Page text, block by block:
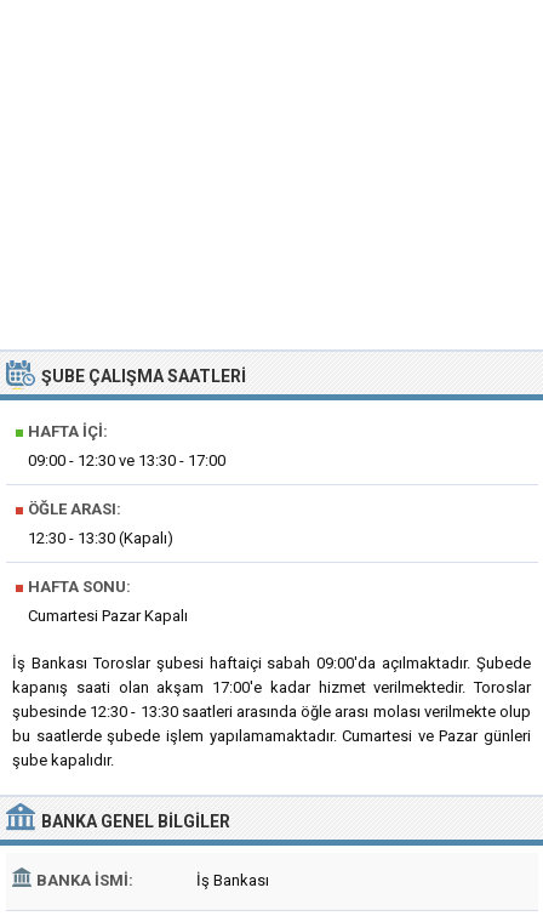
ŞUBE ÇALIŞMA SAATLERI
■ HAFTA İÇI:
09:00 - 12:30 ve 13:30 - 17:00
■ ÖĞLE ARASI:
12:30 - 13:30 (Kapalı)
■ HAFTA SONU:
Cumartesi Pazar Kapalı
İş Bankası Toroslar şubesi haftaiçi sabah 09:00'da açılmaktadır. Şubede
kapanış saati olan akşam 17:00'e kadar hizmet verilmektedir. Toroslar
şubesinde 12:30 - 13:30 saatleri arasında öğle arası molası verilmekte olup
bu saatlerde şubede işlem yapılamamaktadır. Cumartesi ve Pazar günleri
şube kapalıdır.
BANKA GENEL BILGILER
BANKA İSMI: İş Bankası